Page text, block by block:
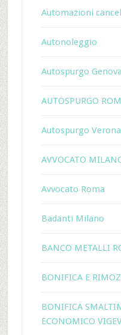
Automazioni
Autonoleggio
Autospurgo Genova
AUTOSPURGO
Autospurgo Verona
AVVOCATO
Avvocato Roma
Badanti Milano
BANCO METALLI
BONIFICA E
BONIFICA
ECONOMICO